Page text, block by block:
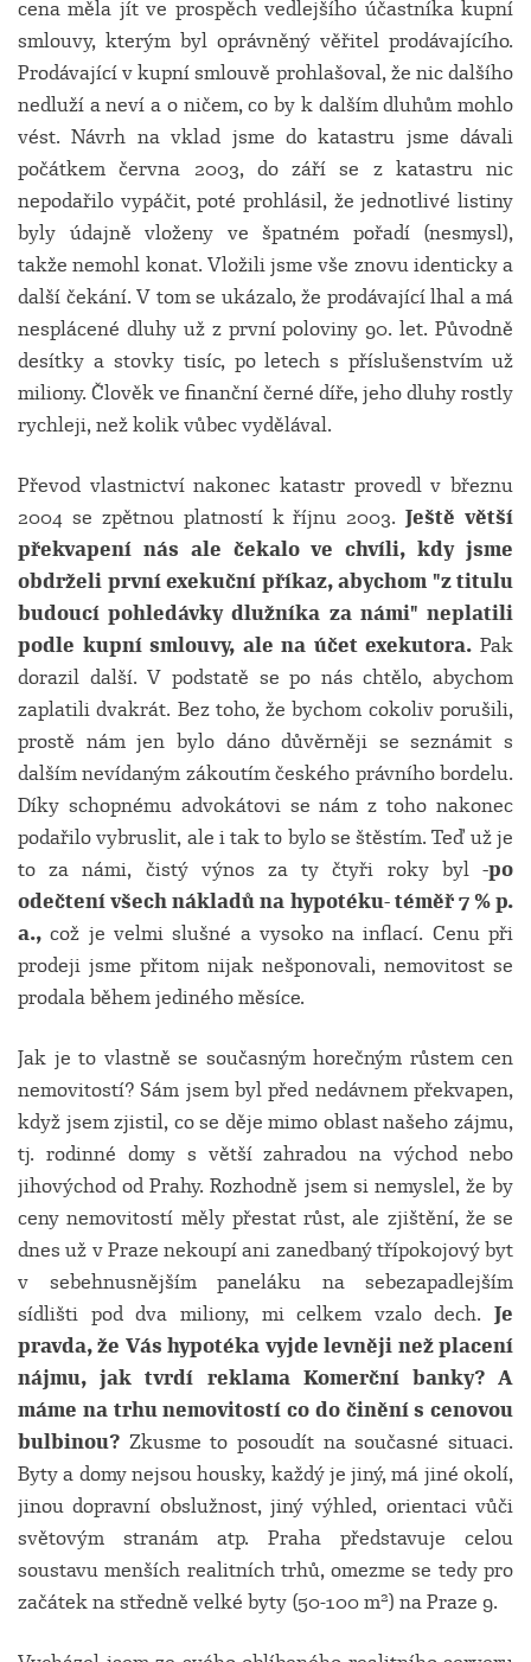
cena měla jít ve prospěch vedlejšího účastníka kupní
smlouvy, kterým byl oprávněný věřitel prodávajícího.
Prodávající v kupní smlouvě prohlašoval, že nic dalšího
nedluží a neví a o ničem, co by k dalším dluhům mohlo
vést. Návrh na vklad jsme do katastru jsme dávali
počátkem června 2003, do září se z katastru nic
nepodařilo vypáčit, poté prohlásil, že jednotlivé listiny
byly údajně vloženy ve špatném pořadí (nesmysl),
takže nemohl konat. Vložili jsme vše znovu identicky a
další čekání. V tom se ukázalo, že prodávající lhal a má
nesplácené dluhy už z první poloviny 90. let. Původně
desítky a stovky tisíc, po letech s příslušenstvím už
miliony. Člověk ve finanční černé díře, jeho dluhy rostly
rychleji, než kolik vůbec vydělával.
Převod vlastnictví nakonec katastr provedl v březnu
2004 se zpětnou platností k říjnu 2003.Ještě větší
překvapení nás ale čekalo ve chvíli, kdy jsme
obdrželi první exekuční příkaz, abychom "z titulu
budoucí pohledávky dlužníka za námi" neplatili
podle kupní smlouvy, ale na účet exekutora. Pak
dorazil další. V podstatě se po nás chtělo, abychom
zaplatili dvakrát. Bez toho, že bychom cokoliv porušili,
prostě nám jen bylo dáno důvěrněji se seznámit s
dalším nevídaným zákoutím českého právního bordelu.
Díky schopnému advokátovi se nám z toho nakonec
podařilo vybruslit, ale i tak to bylo se štěstím. Teď už je
to za námi, čistý výnos za ty čtyři roky byl -po
odečtení všech nákladů na hypotéku- téměř 7 % p.
a.,což je velmi slušné a vysoko na inflací. Cenu při
prodeji jsme přitom nijak nešponovali, nemovitost se
prodala během jediného měsíce.
Jak je to vlastně se současným horečným růstem cen
nemovitostí? Sám jsem byl před nedávnem překvapen,
když jsem zjistil, co se děje mimo oblast našeho zájmu,
tj. rodinné domy s větší zahradou na východ nebo
jihovýchod od Prahy. Rozhodně jsem si nemyslel, že by
ceny nemovitostí měly přestat růst, ale zjištění, že se
dnes už v Praze nekoupí ani zanedbaný třípokojový byt
v sebehnusnějším paneláku na sebezapadlejším
sídlišti pod dva miliony, mi celkem vzalo dech. Je
pravda, že Vás hypotéka vyjde levněji než placení
nájmu, jak tvrdí reklama Komerční banky? A
máme na trhu nemovitostí co do činění s cenovou
bulbinou? Zkusme to posoudít na současné situaci.
Byty a domy nejsou housky, každý je jiný, má jiné okolí,
jinou dopravní obslužnost, jiný výhled, orientaci vůči
světovým stranám atp. Praha představuje celou
soustavu menších realitních trhů, omezme se tedy pro
začátek na středně velké byty (50-100 m2) na Praze 9.